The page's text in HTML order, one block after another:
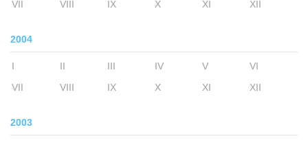
VII
VIII IX X XI XII
2004
I II III IV V
VI
VII
VIII IX X XI XII
2003